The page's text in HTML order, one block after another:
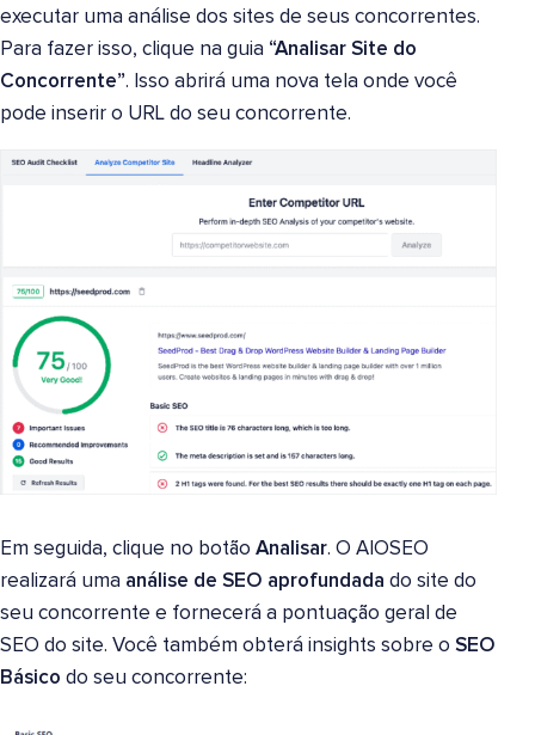
executar uma análise dos sites de seus concorrentes.
Para fazer isso, clique na guia “Analisar Site do
Concorrente”. Isso abrirá uma nova tela onde você
pode inserir o URL do seu concorrente.
Em seguida, clique no botão Analisar. O AIOSEO
realizará uma análise de SEO aprofundada do site do
seu concorrente e fornecerá a pontuação geral de
SEO do site. Você também obterá insights sobre o SEO
Básico do seu concorrente: